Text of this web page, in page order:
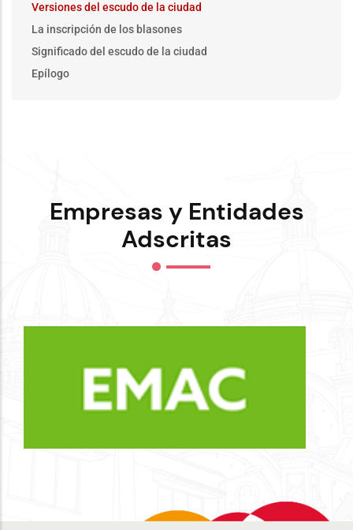
Versiones del escudo de la ciudad
La inscripción de los blasones
Significado del escudo de la ciudad
Epílogo
Empresas y Entidades
Adscritas